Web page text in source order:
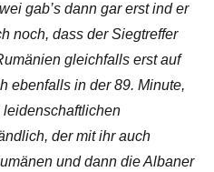
gab’s dann gar erst ind er
noch, dass der Siegtreffer
gleichfalls erst auf
ebenfalls in der 89. Minute,
leidenschaftlichen
der mit ihr auch
und dann die Albaner